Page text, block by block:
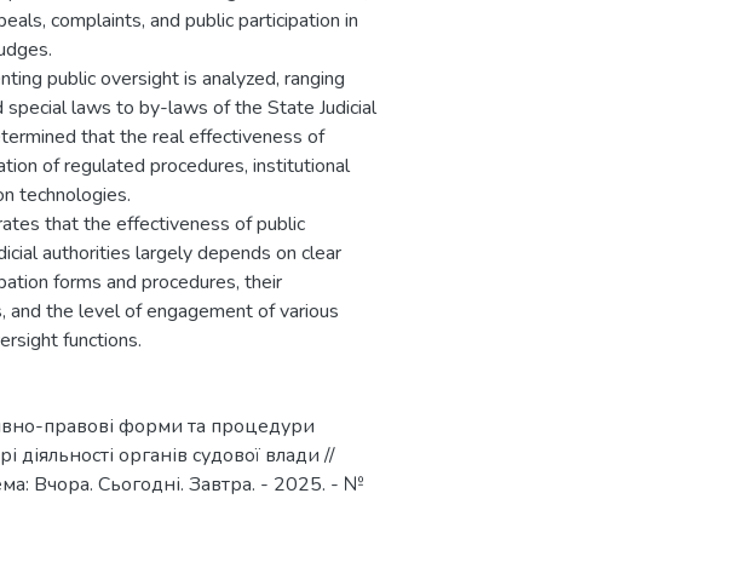
complaints, and public participation in
public oversight is analyzed, ranging
laws to by-laws of the State Judicial
that the real effectiveness of
of regulated procedures, institutional
technologies.
that the effectiveness of public
authorities largely depends on clear
forms and procedures, their
the level of engagement of various
functions.
правові форми та процедури
органів судової влади //
Вчора. Сьогодні. Завтра. - 2025. - №